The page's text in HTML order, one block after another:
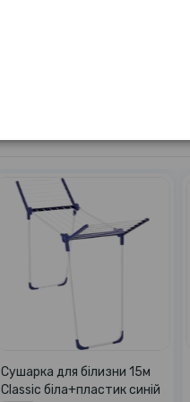
Сушарка для білизни 15м
Classic біла+пластик синій